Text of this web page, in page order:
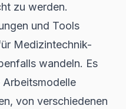
zu werden.
und Tools
Medizintechnik-
wandeln. Es
von verschiedenen